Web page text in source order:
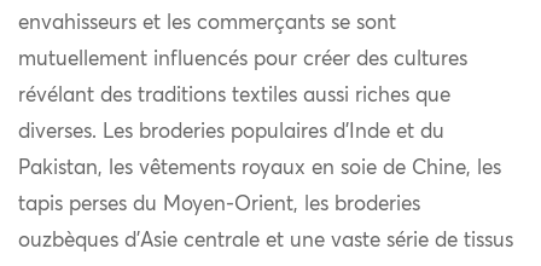
envahisseurs et les commerçants se sont
mutuellement influencés pour créer des cultures
révélant des traditions textiles aussi riches que
diverses. Les broderies populaires d’Inde et du
Pakistan, les vêtements royaux en soie de Chine, les
tapis perses du Moyen-Orient, les broderies
ouzbèques d’Asie centrale et une vaste série de tissus